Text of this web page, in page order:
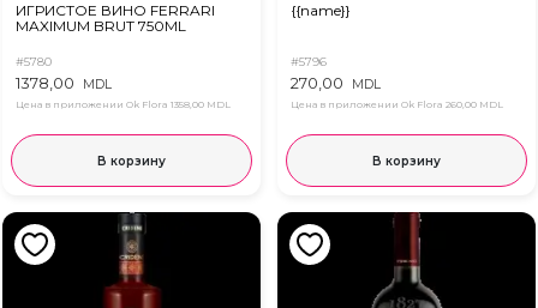
ИГРИСТОЕ ВИНО FERRARI
MAXIMUM BRUT 750ML
#5780
1378,00 MDL
Цена в приложении Ok Flora 1358,00 MDL
В корзину
{{name}}
#5796
270,00 MDL
Цена в приложении Ok Flora 260,00 MDL
В корзину